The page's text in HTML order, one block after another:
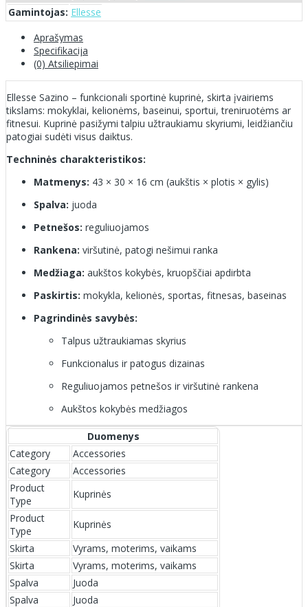
Gamintojas: Ellesse
Aprašymas
Specifikacija
(0) Atsiliepimai
Ellesse Sazino – funkcionali sportinė kuprinė, skirta įvairiems
tikslams: mokyklai, kelionėms, baseinui, sportui, treniruotėms ar
fitnesui. Kuprinė pasižymi talpiu užtraukiamu skyriumi, leidžiančiu
patogiai sudėti visus daiktus.
Techninės charakteristikos:
Matmenys: 43 × 30 × 16 cm (aukštis × plotis × gylis)
Spalva: juoda
Petnešos: reguliuojamos
Rankena: viršutinė, patogi nešimui ranka
Medžiaga: aukštos kokybės, kruopščiai apdirbta
Paskirtis: mokykla, kelionės, sportas, fitnesas, baseinas
Pagrindinės savybės:
Talpus užtraukiamas skyrius
Funkcionalus ir patogus dizainas
Reguliuojamos petnešos ir viršutinė rankena
Aukštos kokybės medžiagos
Duomenys
Category
Accessories
Category
Accessories
Product
Type
Kuprinės
Product
Type
Kuprinės
Skirta
Vyrams, moterims, vaikams
Skirta
Vyrams, moterims, vaikams
Spalva
Juoda
Spalva
Juoda